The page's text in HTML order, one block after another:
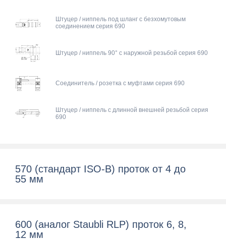
Штуцер / ниппель под шланг с безхомутовым
соединением серия 690
Штуцер / ниппель 90° с наружной резьбой серия 690
Соединитель / розетка с муфтами серия 690
Штуцер / ниппель c длинной внешней резьбой серия
690
570 (cтандарт ISO-B) проток от 4 до
55 мм
600 (aналог Staubli RLP) проток 6, 8,
12 мм